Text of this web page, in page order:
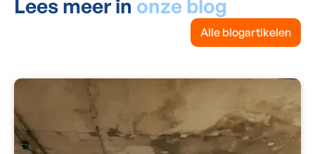
Lees meer in onze blog
Alle blogartikelen